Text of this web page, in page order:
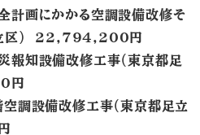
計画にかかる空調設備改修そ
立区） 22,794,200円
報知設備改修工事（東京都足
円
空調設備改修工事（東京都足立